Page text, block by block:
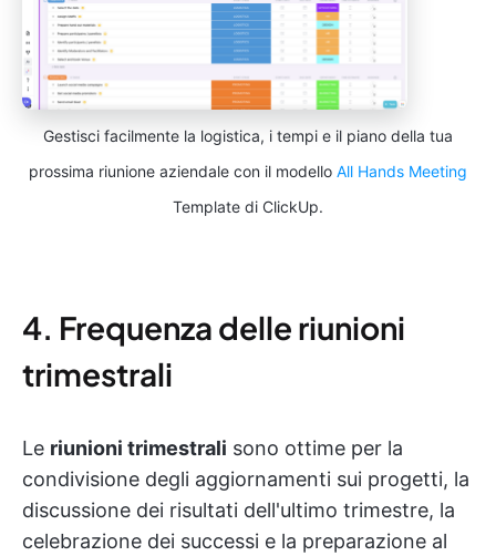
Gestisci facilmente la logistica, i tempi e il piano della tua
prossima riunione aziendale con il modello All Hands Meeting
Template di ClickUp.
4. Frequenza delle riunioni
trimestrali
Le riunioni trimestrali sono ottime per la
condivisione degli aggiornamenti sui progetti, la
discussione dei risultati dell'ultimo trimestre, la
celebrazione dei successi e la preparazione al